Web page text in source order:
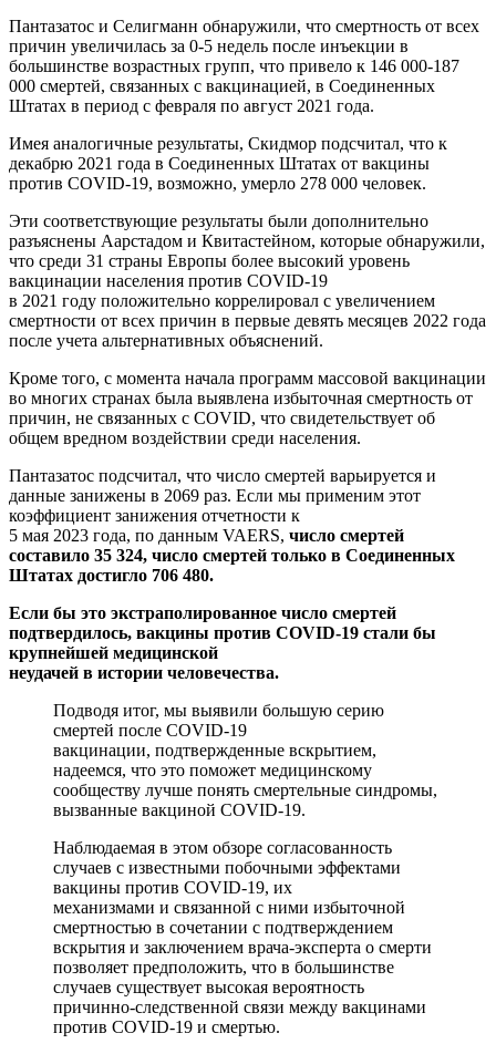
Пантазатос и Селигманн обнаружили, что смертность от всех
причин увеличилась за 0-5 недель после инъекции в
большинстве возрастных групп, что привело к 146 000-187
000 смертей, связанных с вакцинацией, в Соединенных
Штатах в период с февраля по август 2021 года.
Имея аналогичные результаты, Скидмор подсчитал, что к
декабрю 2021 года в Соединенных Штатах от вакцины
против COVID-19, возможно, умерло 278 000 человек.
Эти соответствующие результаты были дополнительно
разъяснены Аарстадом и Квитастейном, которые обнаружили,
что среди 31 страны Европы более высокий уровень
вакцинации населения против COVID-19
в 2021 году положительно коррелировал с увеличением
смертности от всех причин в первые девять месяцев 2022 года
после учета альтернативных объяснений.
Кроме того, с момента начала программ массовой вакцинации
во многих странах была выявлена избыточная смертность от
причин, не связанных с COVID, что свидетельствует об
общем вредном воздействии среди населения.
Пантазатос подсчитал, что число смертей варьируется и
данные занижены в 2069 раз. Если мы применим этот
коэффициент занижения отчетности к
5 мая 2023 года, по данным VAERS, число смертей
составило 35 324, число смертей только в Соединенных
Штатах достигло 706 480.
Если бы это экстраполированное число смертей
подтвердилось, вакцины против COVID-19 стали бы
крупнейшей медицинской
неудачей в истории человечества.
Подводя итог, мы выявили большую серию
смертей после COVID-19
вакцинации, подтвержденные вскрытием,
надеемся, что это поможет медицинскому
сообществу лучше понять смертельные синдромы,
вызванные вакциной COVID-19.
Наблюдаемая в этом обзоре согласованность
случаев с известными побочными эффектами
вакцины против COVID-19, их
механизмами и связанной с ними избыточной
смертностью в сочетании с подтверждением
вскрытия и заключением врача-эксперта о смерти
позволяет предположить, что в большинстве
случаев существует высокая вероятность
причинно-следственной связи между вакцинами
против COVID-19 и смертью.